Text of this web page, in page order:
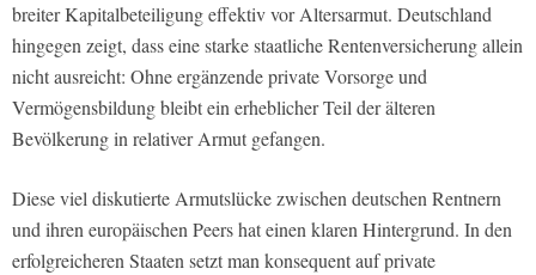
breiter Kapitalbeteiligung effektiv vor Altersarmut. Deutschland
hingegen zeigt, dass eine starke staatliche Rentenversicherung allein
nicht ausreicht: Ohne ergänzende private Vorsorge und
Vermögensbildung bleibt ein erheblicher Teil der älteren
Bevölkerung in relativer Armut gefangen.
Diese viel diskutierte Armutslücke zwischen deutschen Rentnern
und ihren europäischen Peers hat einen klaren Hintergrund. In den
erfolgreicheren Staaten setzt man konsequent auf private